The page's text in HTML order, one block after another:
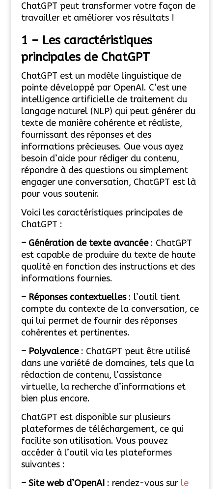
ChatGPT peut transformer votre façon de
travailler et améliorer vos résultats !
1 – Les caractéristiques
principales de ChatGPT
ChatGPT est un modèle linguistique de
pointe développé par OpenAI. C’est une
intelligence artificielle de traitement du
langage naturel (NLP) qui peut générer du
texte de manière cohérente et réaliste,
fournissant des réponses et des
informations précieuses. Que vous ayez
besoin d’aide pour rédiger du contenu,
répondre à des questions ou simplement
engager une conversation, ChatGPT est là
pour vous soutenir.
Voici les caractéristiques principales de
ChatGPT :
– Génération de texte avancée: ChatGPT
est capable de produire du texte de haute
qualité en fonction des instructions et des
informations fournies.
– Réponses contextuelles: l’outil tient
compte du contexte de la conversation, ce
qui lui permet de fournir des réponses
cohérentes et pertinentes.
– Polyvalence: ChatGPT peut être utilisé
dans une variété de domaines, tels que la
rédaction de contenu, l’assistance
virtuelle, la recherche d’informations et
bien plus encore.
ChatGPT est disponible sur plusieurs
plateformes de téléchargement, ce qui
facilite son utilisation. Vous pouvez
accéder à l’outil via les plateformes
suivantes :
– Site web d’OpenAI: rendez-vous sur le